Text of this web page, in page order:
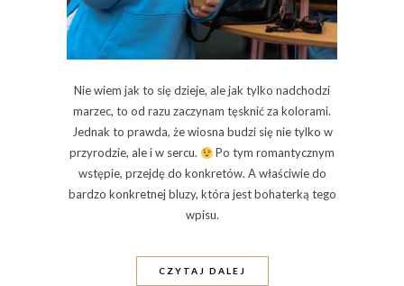
Nie wiem jak to się dzieje, ale jak tylko nadchodzi
marzec, to od razu zaczynam tęsknić za kolorami.
Jednak to prawda, że wiosna budzi się nie tylko w
przyrodzie, ale i w sercu.
Po tym romantycznym
wstępie, przejdę do konkretów. A właściwie do
bardzo konkretnej bluzy, która jest bohaterką tego
wpisu.
CZYTAJ DALEJ